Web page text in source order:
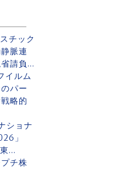
チック
脈連
請負...
イルム
パー
略的
ショナ
」
...
チ株